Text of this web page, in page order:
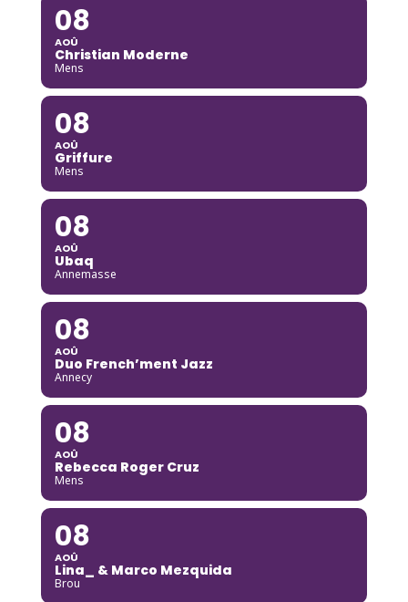
08
AOÛ
Christian Moderne
Mens
08
AOÛ
Griffure
Mens
08
AOÛ
Ubaq
Annemasse
08
AOÛ
Duo French’ment Jazz
Annecy
08
AOÛ
Rebecca Roger Cruz
Mens
08
AOÛ
Lina_ & Marco Mezquida
Brou